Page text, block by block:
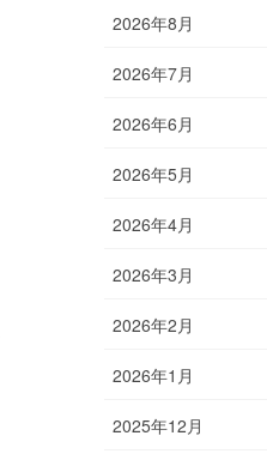
2026年8月
2026年7月
2026年6月
2026年5月
2026年4月
2026年3月
2026年2月
2026年1月
2025年12月